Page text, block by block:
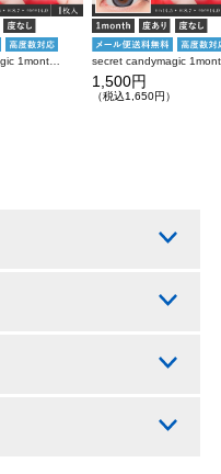
secret candymagic 1month バターブラウン 度あり 度なし 1枚入り×2箱 計2枚 シークレットキャンディーマジック カラコン
1,500円
（税込1,650円）